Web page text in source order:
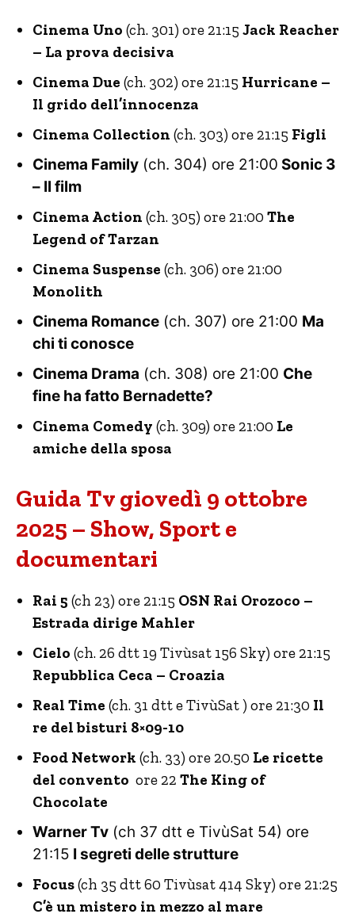
Cinema Uno (ch. 301) ore 21:15 Jack Reacher
– La prova decisiva
Cinema Due (ch. 302) ore 21:15 Hurricane –
Il grido dell’innocenza
Cinema Collection (ch. 303) ore 21:15 Figli
Cinema Family (ch. 304) ore 21:00 Sonic 3
– Il film
Cinema Action (ch. 305) ore 21:00 The
Legend of Tarzan
Cinema Suspense (ch. 306) ore 21:00
Monolith
Cinema Romance (ch. 307) ore 21:00 Ma
chi ti conosce
Cinema Drama (ch. 308) ore 21:00 Che
fine ha fatto Bernadette?
Cinema Comedy (ch. 309) ore 21:00 Le
amiche della sposa
Guida Tv giovedì 9 ottobre
2025 – Show, Sport e
documentari
Rai 5 (ch 23) ore 21:15 OSN Rai Orozoco –
Estrada dirige Mahler
Cielo (ch. 26 dtt 19 Tivùsat 156 Sky) ore 21:15
Repubblica Ceca – Croazia
Real Time (ch. 31 dtt e TivùSat ) ore 21:30 Il
re del bisturi 8×09-10
Food Network (ch. 33) ore 20.50 Le ricette
del convento ore 22 The King of
Chocolate
Warner Tv (ch 37 dtt e TivùSat 54) ore
21:15 I segreti delle strutture
Focus(ch 35 dtt 60 Tivùsat 414 Sky) ore 21:25
C’è un mistero in mezzo al mare